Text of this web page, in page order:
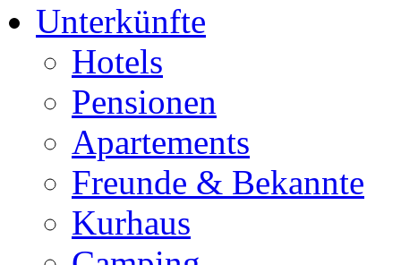
Unterkünfte
Hotels
Pensionen
Apartements
Freunde & Bekannte
Kurhaus